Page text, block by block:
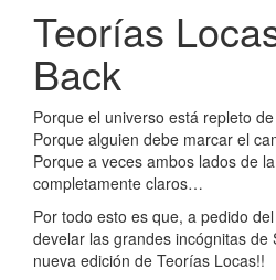
Teorías
Back
Porque el universo está repleto
Porque alguien debe marcar el
Porque a veces ambos lados de
completamente claros…
Por todo esto es que, a pedido
develar las grandes incógnitas de
nueva edición de Teorías Locas!!